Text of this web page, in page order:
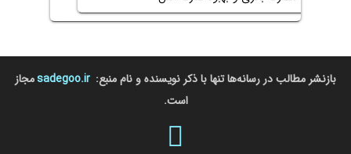
بازنشر مطالب در رسانه‌ها تنها با ذکر نویسنده و نام منبع: sadegoo.irمجاز
است.